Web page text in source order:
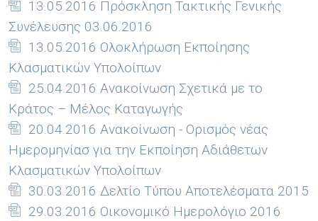
13.05.2016 Πρόσκληση Τακτικής Γενικής
Συνέλευσης 03.06.2016
13.05.2016 Ολοκλήρωση Εκποίησης
Κλασματικών Υπολοίπων
25.04.2016 Ανακοίνωση Σχετικά με το
Κράτος – Μέλος Καταγωγής
20.04.2016 Ανακοίνωση - Ορισμός νέας
Ημερομηνίασ για την Εκποίηση Αδιάθετων
Κλασματικών Υπολοίπων
30.03.2016 Δελτίο Τύπου Αποτελέσματα 2015
29.03.2016 Οικονομικό Ημερολόγιο 2016